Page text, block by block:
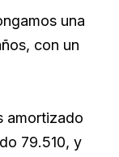
una
con un
amortizado
79.510, y